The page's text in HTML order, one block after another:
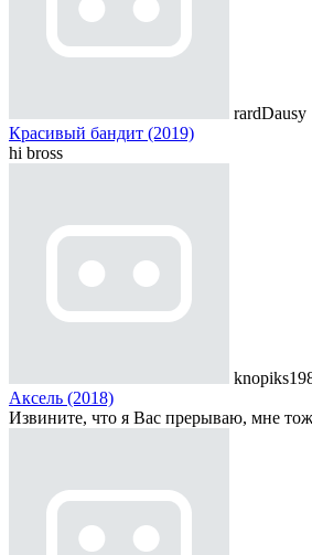
rardDausy
Красивый бандит (2019)
hi bross
Аксель (2018)
Извините, что я Вас прерываю, мне